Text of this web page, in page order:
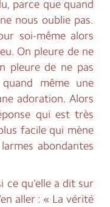
parce que quand
nous oublie pas.
soi-même alors
On pleure de ne
pleure de ne pas
même une
adoration. Alors
qui est très
facile qui mène
abondantes
ce qu’elle a dit sur
aller : « La vérité